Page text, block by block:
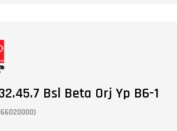
Bsl Beta Orj Yp B6-1